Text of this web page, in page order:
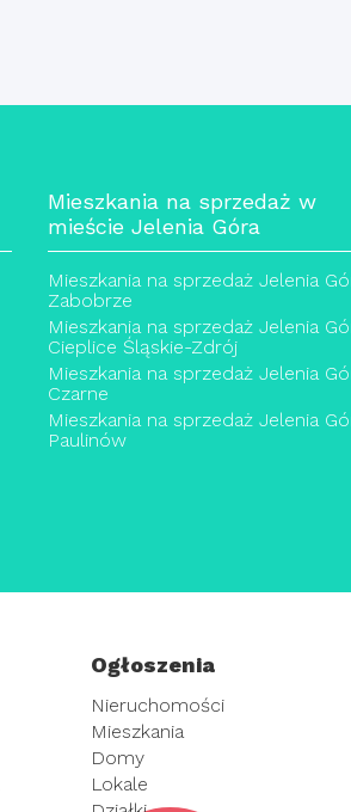
Mieszkania na sprzedaż w
mieście Jelenia Góra
Mieszkania na sprzedaż Jelenia
Zabobrze
Mieszkania na sprzedaż Jelenia
Cieplice Śląskie-Zdrój
Mieszkania na sprzedaż Jelenia
Czarne
Mieszkania na sprzedaż Jelenia
Paulinów
Ogłoszenia
Nieruchomości
Mieszkania
Domy
Lokale